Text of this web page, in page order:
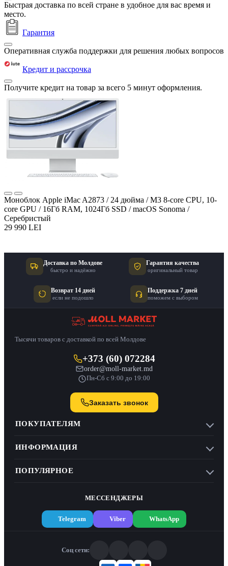
Быстрая доставка по всей стране в удобное для вас время и
место.
Гарантия
Оперативная служба поддержки для решения любых вопросов
Кредит и рассрочка
Получите кредит на товар за всего 5 минут оформления.
Моноблок Apple iMac A2873 / 24 дюйма / M3 8-core CPU, 10-
core GPU / 16Гб RAM, 1024Гб SSD / macOS Sonoma /
Серебристый
29 990 LEI
Доставка по Молдове
быстро и надёжно
Гарантия качества
оригинальный товар
Возврат 14 дней
если не подошло
Поддержка 7 дней
поможем с выбором
Тысячи товаров с доставкой по всей Молдове
+373 (60) 072284
order@moll-market.md
Пн-Сб с 9:00 до 19:00
Заказать звонок
ПОКУПАТЕЛЯМ
ИНФОРМАЦИЯ
ПОПУЛЯРНОЕ
МЕССЕНДЖЕРЫ
Telegram Viber WhatsApp
Соц сети: